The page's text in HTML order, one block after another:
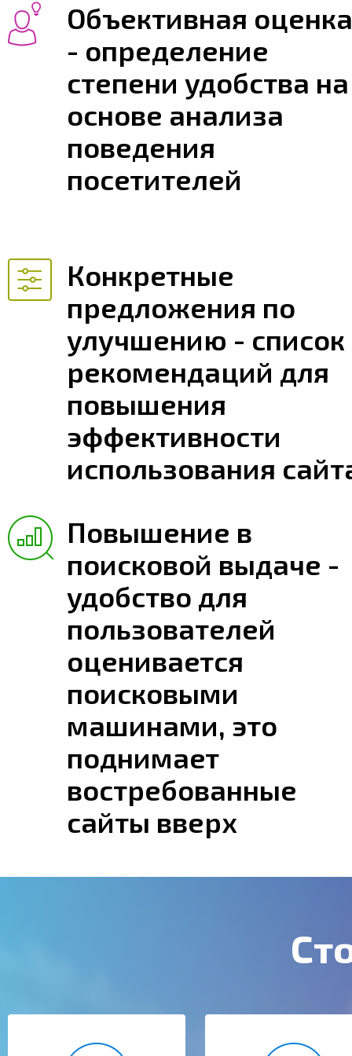
Объективная оценка
- определение
степени удобства на
основе анализа
поведения
посетителей
Конкретные
предложения по
улучшению - список
рекомендаций для
повышения
эффективности
использования
Повышение в
поисковой выдаче -
удобство для
пользователей
оценивается
поисковыми
машинами, это
поднимает
востребованные
сайты вверх